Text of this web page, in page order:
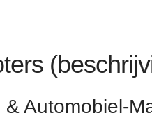
Automobiel-